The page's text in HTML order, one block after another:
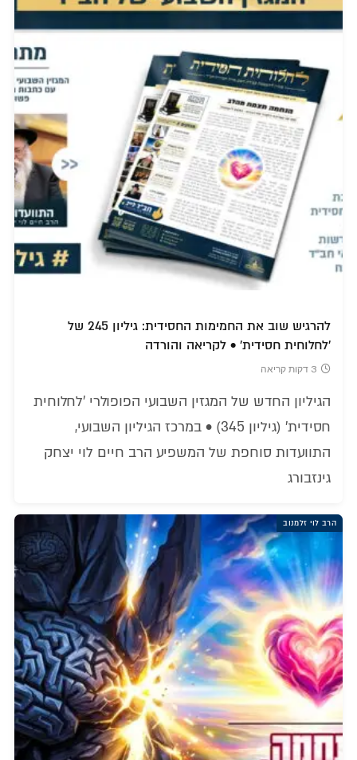
להרגיש שוב את החמימות החסידית: גיליון 245 של
'לחלוחית חסידית' • לקריאה והורדה
3 דקות קריאה
הגיליון החדש של המגזין השבועי הפופולרי 'לחלוחית
חסידית' (גיליון 345) • במרכז הגיליון השבועי,
התוועדות סוחפת של המשפיע הרב חיים לוי יצחק
גינזבורג
הרב לוי זלמנוב